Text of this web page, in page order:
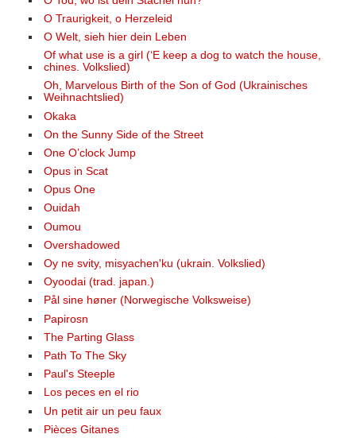
O Traurigkeit, o Herzeleid
O Welt, sieh hier dein Leben
Of what use is a girl (‘E keep a dog to watch the house,
chines. Volkslied)
Oh, Marvelous Birth of the Son of God (Ukrainisches
Weihnachtslied)
Okaka
On the Sunny Side of the Street
One O’clock Jump
Opus in Scat
Opus One
Ouidah
Oumou
Overshadowed
Oy ne svity, misyachen'ku (ukrain. Volkslied)
Oyoodai (trad. japan.)
Pål sine høner (Norwegische Volksweise)
Papirosn
The Parting Glass
Path To The Sky
Paul's Steeple
Los peces en el rio
Un petit air un peu faux
Pièces Gitanes